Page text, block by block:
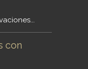
con